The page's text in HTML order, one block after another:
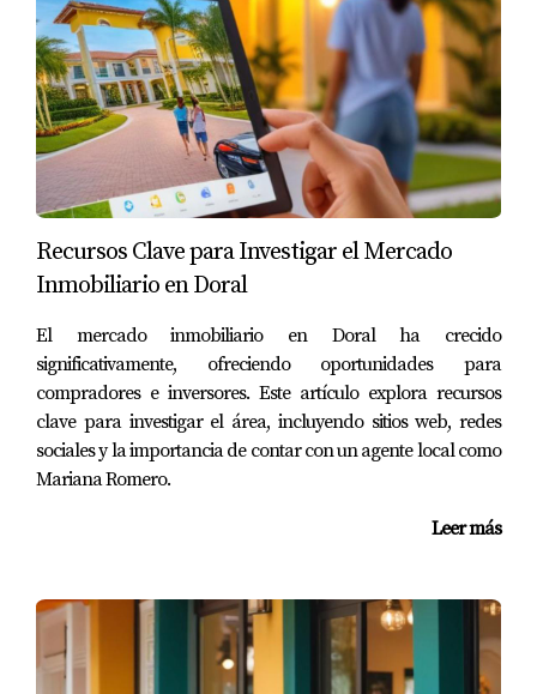
CONCLUSIÓN
El mercado cambió…
Pero las propiedades bien posicionadas siguen
vendiéndose bien.
La clave está en tomar decisiones estratégicas, no
📩 LLAMADO A LA ACCIÓN
Si estás pensando en vender y quieres saber cuál es la
Recursos Clave para Investigar el Mercado
Inmobiliario en Doral
El mercado inmobiliario en Doral ha crecido
significativamente, ofreciendo oportunidades para
compradores e inversores. Este artículo explora recursos
clave para investigar el área, incluyendo sitios web, redes
sociales y la importancia de contar con un agente local como
Mariana Romero.
Leer más